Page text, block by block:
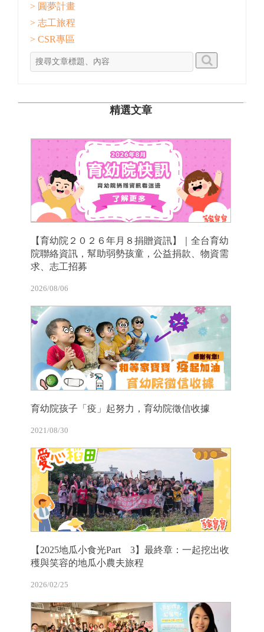
> 圓夢計畫
> 志工旅程
> CSR專區
精選文章
【育幼院２０２６年月８捐贈資訊】｜全台育幼
院聯絡資訊，幫助弱勢孩童，公益捐款、物資需
求、志工招募
2026/08/06
育幼院孩子「疫」起努力，育幼院徵信收據
2021/08/30
【2025地瓜小食光Part 3】最終章：一起挖出收
穫與笑容的地瓜小農夫旅程
2026/02/25